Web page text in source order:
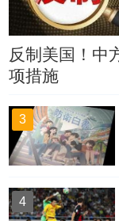
反制美国！中
项措施
3
4